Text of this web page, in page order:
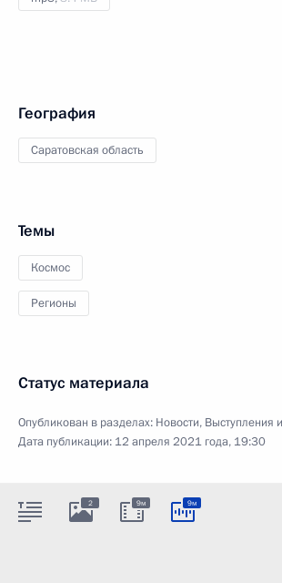
География
Саратовская область
Темы
Космос
Регионы
Статус материала
Опубликован в разделах: Новости, Выступления
Дата публикации: 12 апреля 2021 года, 19:30
2 9м 9м